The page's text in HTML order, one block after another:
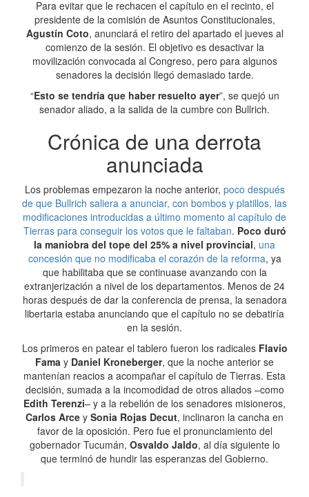
Para evitar que le rechacen el capítulo en el recinto, el
presidente de la comisión de Asuntos Constitucionales,
Agustín Coto, anunciará el retiro del apartado el jueves al
comienzo de la sesión. El objetivo es desactivar la
movilización convocada al Congreso, pero para algunos
senadores la decisión llegó demasiado tarde.
“Esto se tendría que haber resuelto ayer”, se quejó un
senador aliado, a la salida de la cumbre con Bullrich.
Crónica de una derrota
anunciada
Los problemas empezaron la noche anterior, poco después
de que Bullrich saliera a anunciar, con bombos y platillos, las
modificaciones introducidas a último momento al capítulo de
Tierras para conseguir los votos que le faltaban. Poco duró
la maniobra del tope del 25% a nivel provincial, una
concesión que no modificaba el corazón de la reforma, ya
que habilitaba que se continuase avanzando con la
extranjerización a nivel de los departamentos. Menos de 24
horas después de dar la conferencia de prensa, la senadora
libertaria estaba anunciando que el capítulo no se debatiría
en la sesión.
Los primeros en patear el tablero fueron los radicales Flavio
Fama y Daniel Kroneberger, que la noche anterior se
mantenían reacios a acompañar el capítulo de Tierras. Esta
decisión, sumada a la incomodidad de otros aliados –como
Edith Terenzi– y a la rebelión de los senadores misioneros,
Carlos Arce y Sonia Rojas Decut, inclinaron la cancha en
favor de la oposición. Pero fue el pronunciamiento del
gobernador Tucumán, Osvaldo Jaldo, al día siguiente lo
que terminó de hundir las esperanzas del Gobierno.